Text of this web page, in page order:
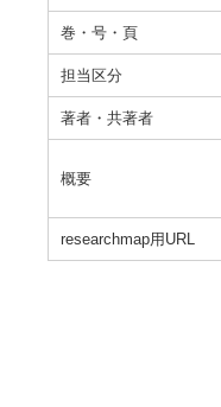
巻・号・頁
担当区分
著者・共著者
概要
researchmap用URL